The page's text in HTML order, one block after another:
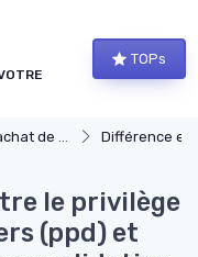
TOPs
de Crédit Différence entre
le privilège
(ppd) et